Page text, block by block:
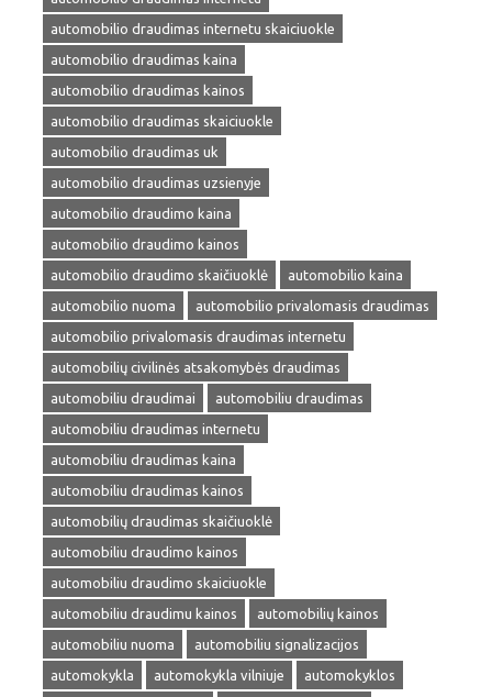
automobilio draudimas internetu skaiciuokle
automobilio draudimas kaina
automobilio draudimas kainos
automobilio draudimas skaiciuokle
automobilio draudimas uk
automobilio draudimas uzsienyje
automobilio draudimo kaina
automobilio draudimo kainos
automobilio draudimo skaičiuoklė
automobilio kaina
automobilio nuoma
automobilio privalomasis draudimas
automobilio privalomasis draudimas internetu
automobilių civilinės atsakomybės draudimas
automobiliu draudimai
automobiliu draudimas
automobiliu draudimas internetu
automobiliu draudimas kaina
automobiliu draudimas kainos
automobilių draudimas skaičiuoklė
automobiliu draudimo kainos
automobiliu draudimo skaiciuokle
automobiliu draudimu kainos
automobilių kainos
automobiliu nuoma
automobiliu signalizacijos
automokykla
automokykla vilniuje
automokyklos